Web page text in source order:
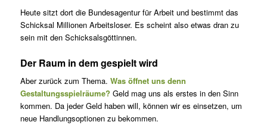
Heute sitzt dort die Bundesagentur für Arbeit und bestimmt das
Schicksal Millionen Arbeitsloser. Es scheint also etwas dran zu
sein mit den Schicksalsgöttinnen.
Der Raum in dem gespielt wird
Aber zurück zum Thema. Was öffnet uns denn
Gestaltungsspielräu­me? Geld mag uns als erstes in den Sinn
kommen. Da jeder Geld haben will, können wir es einsetzen, um
neue Handlungsoptionen zu bekommen.